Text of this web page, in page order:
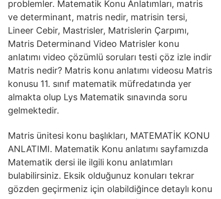
problemler. Matematik Konu Anlatımları, matris
ve determinant, matris nedir, matrisin tersi,
Lineer Cebir, Mastrisler, Matrislerin Çarpımı,
Matris Determinand Video Matrisler konu
anlatımı video çözümlü soruları testi çöz izle indir
Matris nedir? Matris konu anlatımı videosu Matris
konusu 11. sınıf matematik müfredatında yer
almakta olup Lys Matematik sınavında soru
gelmektedir.
Matris ünitesi konu başlıkları, MATEMATİK KONU
ANLATIMI. Matematik Konu anlatımı sayfamızda
Matematik dersi ile ilgili konu anlatımları
bulabilirsiniz. Eksik olduğunuz konuları tekrar
gözden geçirmeniz için olabildiğince detaylı konu